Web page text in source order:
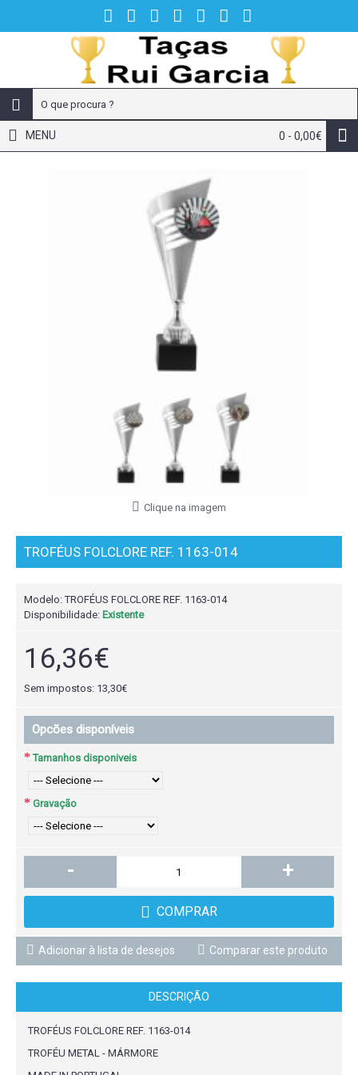
0 - 0,00€
MENU
Clique na imagem
TROFÉUS FOLCLORE REF. 1163-014
Modelo:TROFÉUS FOLCLORE REF. 1163-014
Disponibilidade: Existente
16,36€
Sem impostos: 13,30€
Opcões disponíveis
Tamanhos disponiveis
Gravação
- +
COMPRAR
Adicionar à lista de desejos Comparar este produto
DESCRIÇÃO
TROFÉUS FOLCLORE REF. 1163-014
TROFÉU METAL - MÁRMORE